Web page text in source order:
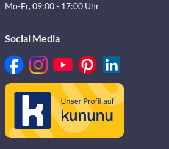
Mo-Fr, 09:00 - 17:00 Uhr
Social Media